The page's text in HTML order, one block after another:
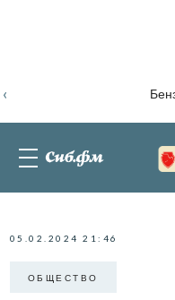
‹
05.02.2024 21:46
ОБЩЕСТВО